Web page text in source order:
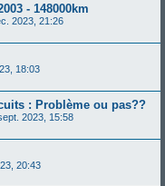
- 148000km
2023, 21:26
18:03
: Problème ou pas??
2023, 15:58
20:43